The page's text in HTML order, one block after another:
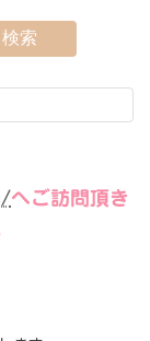
検索
へご訪問頂き